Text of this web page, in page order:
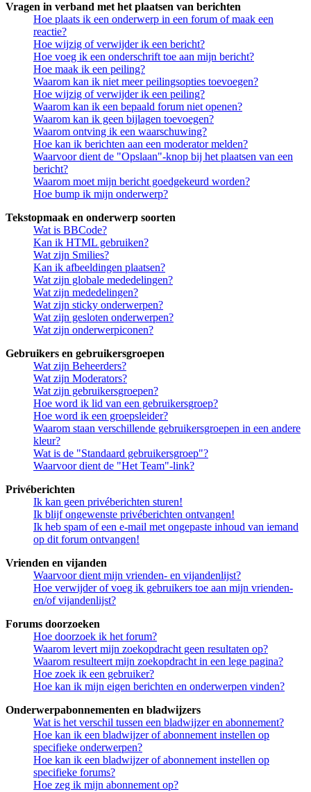
Vragen in verband met het plaatsen van berichten
Hoe plaats ik een onderwerp in een forum of maak een
reactie?
Hoe wijzig of verwijder ik een bericht?
Hoe voeg ik een onderschrift toe aan mijn bericht?
Hoe maak ik een peiling?
Waarom kan ik niet meer peilingsopties toevoegen?
Hoe wijzig of verwijder ik een peiling?
Waarom kan ik een bepaald forum niet openen?
Waarom kan ik geen bijlagen toevoegen?
Waarom ontving ik een waarschuwing?
Hoe kan ik berichten aan een moderator melden?
Waarvoor dient de "Opslaan"-knop bij het plaatsen van een
bericht?
Waarom moet mijn bericht goedgekeurd worden?
Hoe bump ik mijn onderwerp?
Tekstopmaak en onderwerp soorten
Wat is BBCode?
Kan ik HTML gebruiken?
Wat zijn Smilies?
Kan ik afbeeldingen plaatsen?
Wat zijn globale mededelingen?
Wat zijn mededelingen?
Wat zijn sticky onderwerpen?
Wat zijn gesloten onderwerpen?
Wat zijn onderwerpiconen?
Gebruikers en gebruikersgroepen
Wat zijn Beheerders?
Wat zijn Moderators?
Wat zijn gebruikersgroepen?
Hoe word ik lid van een gebruikersgroep?
Hoe word ik een groepsleider?
Waarom staan verschillende gebruikersgroepen in een andere
kleur?
Wat is de "Standaard gebruikersgroep"?
Waarvoor dient de "Het Team"-link?
Privéberichten
Ik kan geen privéberichten sturen!
Ik blijf ongewenste privéberichten ontvangen!
Ik heb spam of een e-mail met ongepaste inhoud van iemand
op dit forum ontvangen!
Vrienden en vijanden
Waarvoor dient mijn vrienden- en vijandenlijst?
Hoe verwijder of voeg ik gebruikers toe aan mijn vrienden-
en/of vijandenlijst?
Forums doorzoeken
Hoe doorzoek ik het forum?
Waarom levert mijn zoekopdracht geen resultaten op?
Waarom resulteert mijn zoekopdracht in een lege pagina?
Hoe zoek ik een gebruiker?
Hoe kan ik mijn eigen berichten en onderwerpen vinden?
Onderwerpabonnementen en bladwijzers
Wat is het verschil tussen een bladwijzer en abonnement?
Hoe kan ik een bladwijzer of abonnement instellen op
specifieke onderwerpen?
Hoe kan ik een bladwijzer of abonnement instellen op
specifieke forums?
Hoe zeg ik mijn abonnement op?